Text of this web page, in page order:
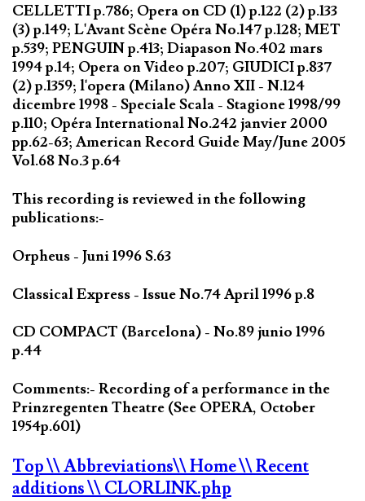
CELLETTI p.786; Opera on CD (1) p.122 (2) p.133
(3) p.149; L'Avant Scène Opéra No.147 p.128; MET
p.539; PENGUIN p.413; Diapason No.402 mars
1994 p.14; Opera on Video p.207; GIUDICI p.837
(2) p.1359; l'opera (Milano) Anno XII - N.124
dicembre 1998 - Speciale Scala - Stagione 1998/99
p.110; Opéra International No.242 janvier 2000
pp.62-63; American Record Guide May/June 2005
Vol.68 No.3 p.64
This recording is reviewed in the following
publications:-
Orpheus - Juni 1996 S.63
Classical Express - Issue No.74 April 1996 p.8
CD COMPACT (Barcelona) - No.89 junio 1996
p.44
Comments:- Recording of a performance in the
Prinzregenten Theatre (See OPERA, October
1954p.601)
Top\\ Abbreviations\\ Home\\ Recent
additions\\ CLORLINK.php